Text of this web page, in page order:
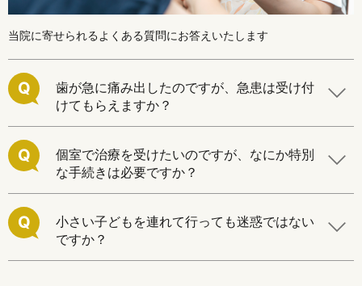
当院に寄せられるよくある質問にお答えいたします
Q
歯が急に痛み出したのですが、急患は受け付
けてもらえますか？
Q
個室で治療を受けたいのですが、なにか特別
な手続きは必要ですか？
Q
小さい子どもを連れて行っても迷惑ではない
ですか？